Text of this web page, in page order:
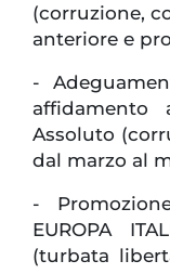
(corruzione,
anteriore e
-
affidamento
Assoluto
dal marzo al
-
EUROPA
(turbata